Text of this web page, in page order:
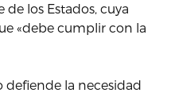
los Estados, cuya
«debe cumplir con la
defiende la necesidad